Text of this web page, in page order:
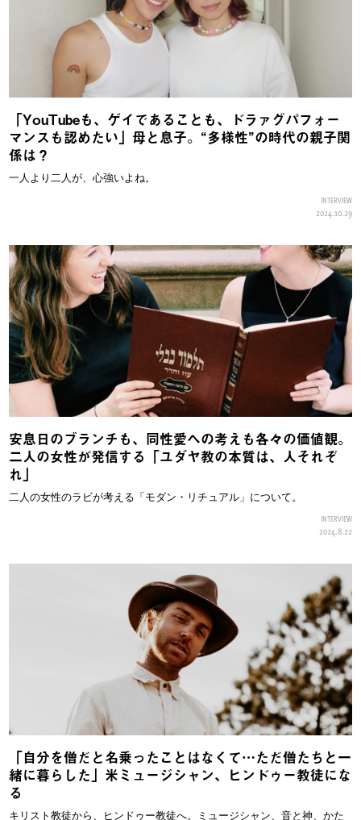
「YouTubeも、ゲイであることも、ドラァグパフォー
マンスも認めたい」母と息子。“多様性”の時代の親子関
係は？
一人より二人が、心強いよね。
INTERVIEW
2024.10.29
安息日のブランチも、同性愛への考えも各々の価値観。
二人の女性が発信する「ユダヤ教の本質は、人それぞ
れ」
二人の女性のラビが考える「モダン・リチュアル」について。
INTERVIEW
2024.8.22
「自分を僧だと名乗ったことはなくて…ただ僧たちと一
緒に暮らした」米ミュージシャン、ヒンドゥー教徒にな
る
キリスト教徒から、ヒンドゥー教徒へ。ミュージシャン、音と神、かた